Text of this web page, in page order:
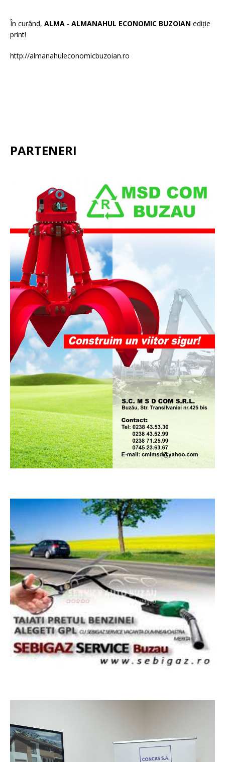
În curând, ALMA - ALMANAHUL ECONOMIC BUZOIAN ediție
print!
http://almanahuleconomicbuzoian.ro
PARTENERI